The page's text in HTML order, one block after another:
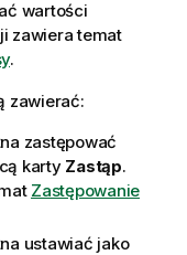
wartości
zawiera temat
.
zawierać:
zastępować
karty Zastąp.
Zastępowanie
ustawiać jako